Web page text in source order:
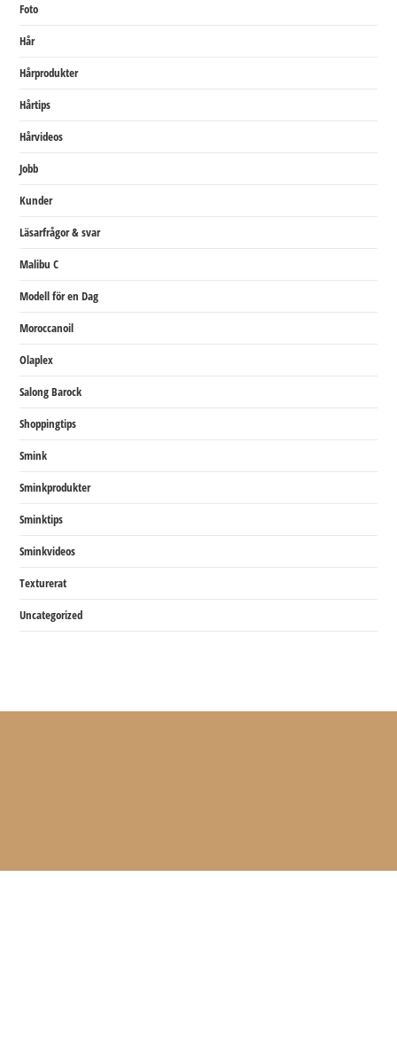
Foto
Hår
Hårprodukter
Hårtips
Hårvideos
Jobb
Kunder
Läsarfrågor & svar
Malibu C
Modell för en Dag
Moroccanoil
Olaplex
Salong Barock
Shoppingtips
Smink
Sminkprodukter
Sminktips
Sminkvideos
Texturerat
Uncategorized